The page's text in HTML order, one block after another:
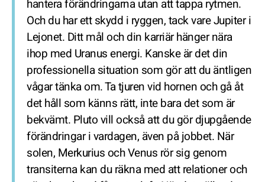
hantera förändringarna utan att tappa rytmen.
Och du har ett skydd i ryggen, tack vare Jupiter i
Lejonet. Ditt mål och din karriär hänger nära
ihop med Uranus energi. Kanske är det din
professionella situation som gör att du äntligen
vågar tänka om. Ta tjuren vid hornen och gå åt
det håll som känns rätt, inte bara det som är
bekvämt. Pluto vill också att du gör djupgående
förändringar i vardagen, även på jobbet. När
solen, Merkurius och Venus rör sig genom
transiterna kan du räkna med att relationer och